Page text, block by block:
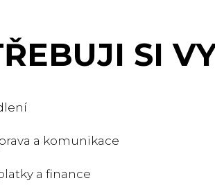
SI
a komunikace
a finance